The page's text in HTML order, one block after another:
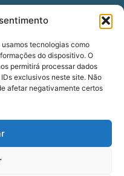
tecnologias como
do dispositivo. O
permitirá processar dados
exclusivos neste site. Não
afetar negativamente certos
(Whatsapp)
Carlos
- AL - CEP:
Notícias. Todos os